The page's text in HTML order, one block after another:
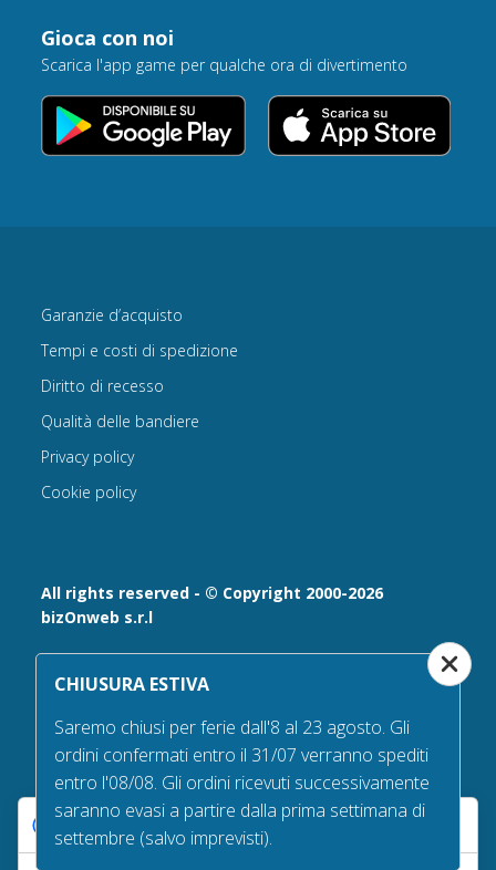
Gioca con noi
Scarica l'app game per qualche ora di divertimento
All rights reserved - © Copyright 2000-2026
bizOnweb s.r.l
Via Fratelli Bandiera 18, 25122 - Brescia, Italia
P.IVA 02232630984 - Iscrizione presso la Camera di
n° REA 432569 Capitale sociale versato Euro 25.000,00.
Tel +39.030 6394506
PECbizonweb@mailcertiﬁcatapec.it
Garanzie d’acquisto
Tempi e costi di spedizione
Diritto di recesso
Qualità delle bandiere
Privacy policy
Cookie policy
CHIUSURA ESTIVA
Saremo chiusi per ferie dall'8 al 23 agosto. Gli
ordini confermati entro il 31/07 verranno spediti
entro l'08/08. Gli ordini ricevuti successivamente
saranno evasi a partire dalla prima settimana di
settembre (salvo imprevisti).
Le tue preferenze relative alla privacy